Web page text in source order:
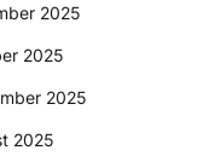
2025
2025
2025
2025